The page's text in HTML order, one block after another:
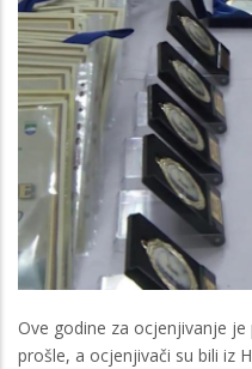
Ove godine za ocjenjivanje
prošle, a ocjenjivači su bili iz